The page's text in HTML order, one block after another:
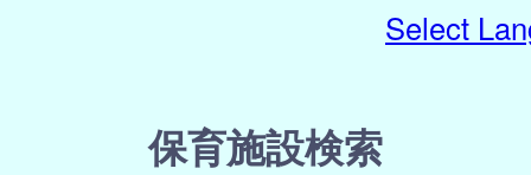
Select
保育施設検索